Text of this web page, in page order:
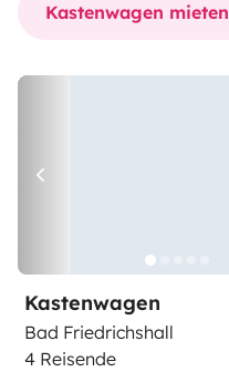
Kastenwagen mieten
Kastenwagen
Bad Friedrichshall
4 Reisende